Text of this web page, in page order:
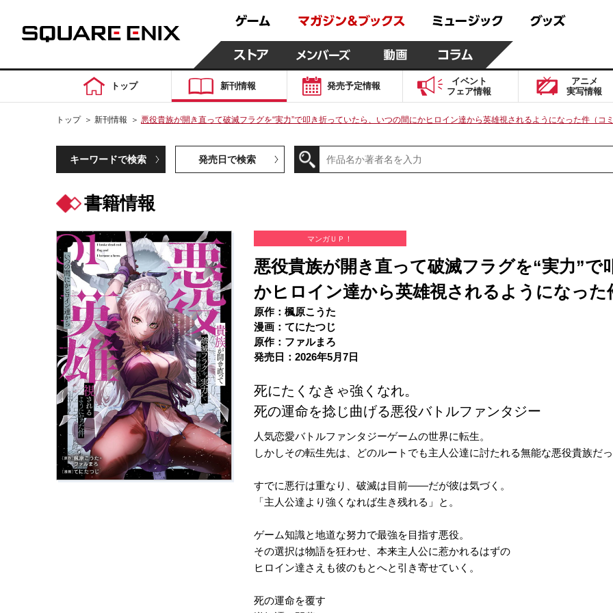
トップ 新刊情報 発売予定情報
イベント
フェア情報
アニメ
実写情報
トップ ＞ 新刊情報 ＞ 悪役貴族が開き直って破滅フラグを“実力”で叩き折っていたら、いつの間にかヒロイン達から英雄視されるようになった件（コ
キーワードで検索 発売日で検索
書籍情報
マンガＵＰ！
悪役貴族が開き直って破滅フラグを“実力”
かヒロイン達から英雄視されるようになった
原作：楓原こうた
漫画：てにたつじ
原作：ファルまろ
発売日：2026年5月7日
死にたくなきゃ強くなれ。
死の運命を捻じ曲げる悪役バトルファンタジー
人気恋愛バトルファンタジーゲームの世界に転生。
しかしその転生先は、どのルートでも主人公達に討たれる無能な悪役貴族だ
すでに悪行は重なり、破滅は目前――だが彼は気づく。
「主人公達より強くなれば生き残れる」と。
ゲーム知識と地道な努力で最強を目指す悪役。
その選択は物語を狂わせ、本来主人公に惹かれるはずの
ヒロイン達さえも彼のもとへと引き寄せていく。
死の運命を覆す